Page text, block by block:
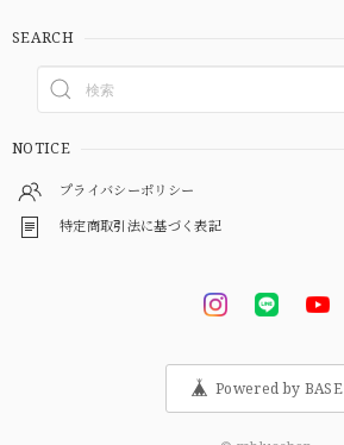
SEARCH
NOTICE
プライバシーポリシー
特定商取引法に基づく表記
Powered by BASE